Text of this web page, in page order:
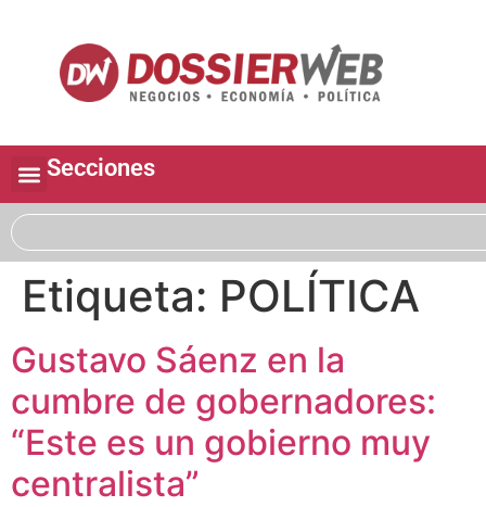
Secciones
Etiqueta: POLÍTICA
Gustavo Sáenz en la
cumbre de gobernadores:
“Este es un gobierno muy
centralista”